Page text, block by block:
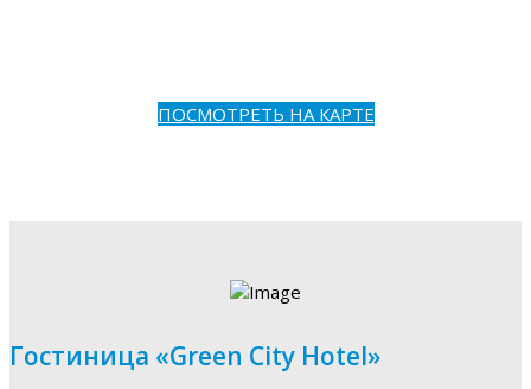
ПОСМОТРЕТЬ НА КАРТЕ
Гостиница «Green City Hotel»